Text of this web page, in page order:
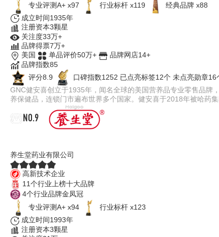
专业评测A+ x97
行业标杆 x119
经典品牌 x88
成立时间1935年
注册资本3颗星
关注度33万+
品牌得票7万+
美国
单品评价50万+
品牌网店14+
品牌指数85
评分8.9
口碑指数1252 已点亮标签12个 未点亮勋章16
GNC健安喜创立于1935年，闻名全球的美国营养品专业零售品牌
养保健品，连锁门市遍布世界多个国家。健安喜于2018年被哈药
NO.9
养生堂药业有限公司
高新技术企业
11个行业上榜十大品牌
4个行业品牌金凤冠
专业评测A+ x94
行业标杆 x123
成立时间1993年
注册资本3颗星